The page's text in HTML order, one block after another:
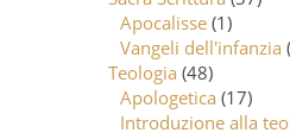
Apocalisse (1)
Vangeli dell'infanzia
Teologia (48)
Apologetica (17)
Introduzione alla